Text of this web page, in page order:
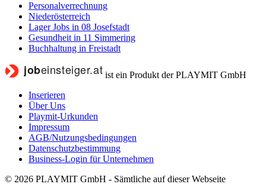
Personalverrechnung
Niederösterreich
Lager Jobs in 08 Josefstadt
Gesundheit in 11 Simmering
Buchhaltung in Freistadt
ist ein Produkt der PLAYMIT GmbH
Inserieren
Über Uns
Playmit-Urkunden
Impressum
AGB/Nutzungsbedingungen
Datenschutzbestimmung
Business-Login für Unternehmen
© 2026 PLAYMIT GmbH - Sämtliche auf dieser Webseite